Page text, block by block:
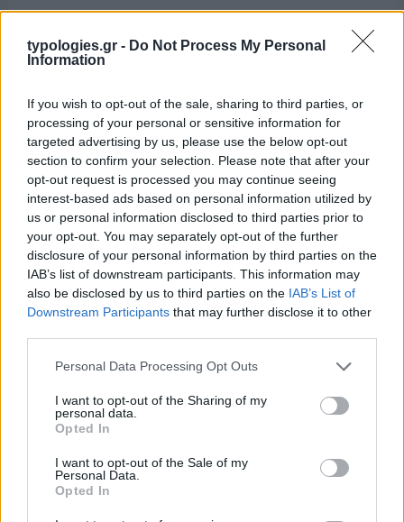
typologies.gr - Do Not Process My Personal
Information
If you wish to opt-out of the sale, sharing to third parties, or
processing of your personal or sensitive information for
targeted advertising by us, please use the below opt-out
section to confirm your selection. Please note that after your
opt-out request is processed you may continue seeing
interest-based ads based on personal information utilized by
us or personal information disclosed to third parties prior to
your opt-out. You may separately opt-out of the further
disclosure of your personal information by third parties on the
IAB’s list of downstream participants. This information may
also be disclosed by us to third parties on the IAB’s List of
Downstream Participants that may further disclose it to other
Please note that this website/app uses one or more Google
not limited to your visit or usage behaviour. You may click to
grant or deny consent to Google and its third-party tags to
use your data for below specified purposes in below Google
consent section.
Personal Data Processing Opt Outs
I want to opt-out of the Sharing of my
personal data.
Opted In
I want to opt-out of the Sale of my
Personal Data.
Opted In